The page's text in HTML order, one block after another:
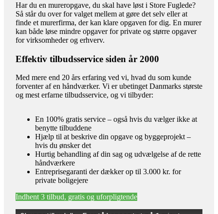
Har du en mureropgave, du skal have løst i Store Fuglede?
Så står du over for valget mellem at gøre det selv eller at
finde et murerfirma, der kan klare opgaven for dig. En murer
kan både løse mindre opgaver for private og større opgaver
for virksomheder og erhverv.
Effektiv tilbudsservice siden år 2000
Med mere end 20 års erfaring ved vi, hvad du som kunde
forventer af en håndværker. Vi er ubetinget Danmarks største
og mest erfarne tilbudsservice, og vi tilbyder:
En 100% gratis service – også hvis du vælger ikke at
benytte tilbuddene
Hjælp til at beskrive din opgave og byggeprojekt –
hvis du ønsker det
Hurtig behandling af din sag og udvælgelse af de rette
håndværkere
Entreprisegaranti der dækker op til 3.000 kr. for
private boligejere
Indhent 3 tilbud, gratis og uforpligtende